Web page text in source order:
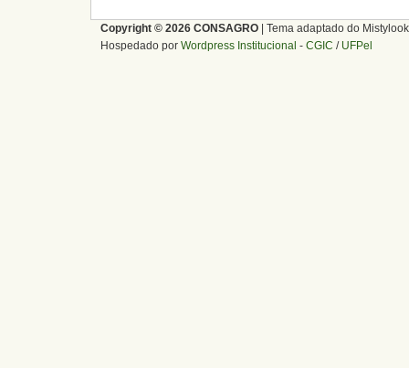
Copyright © 2026 CONSAGRO | Tema adaptado do
Hospedado por Wordpress Institucional - CGIC / UFPel